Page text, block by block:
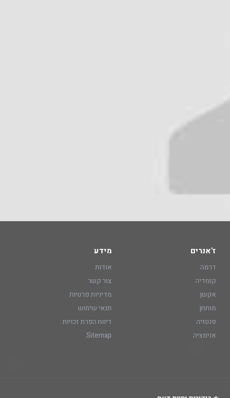
ז'אנרים
דרמה
קומדיה
אקשן
מותחן
פנטזיה
אנימציה
מידע
אודות
צור קשר
מדיניות פרטיות
תנאי שימוש
דיווח הפרת זכויות
Sitemap